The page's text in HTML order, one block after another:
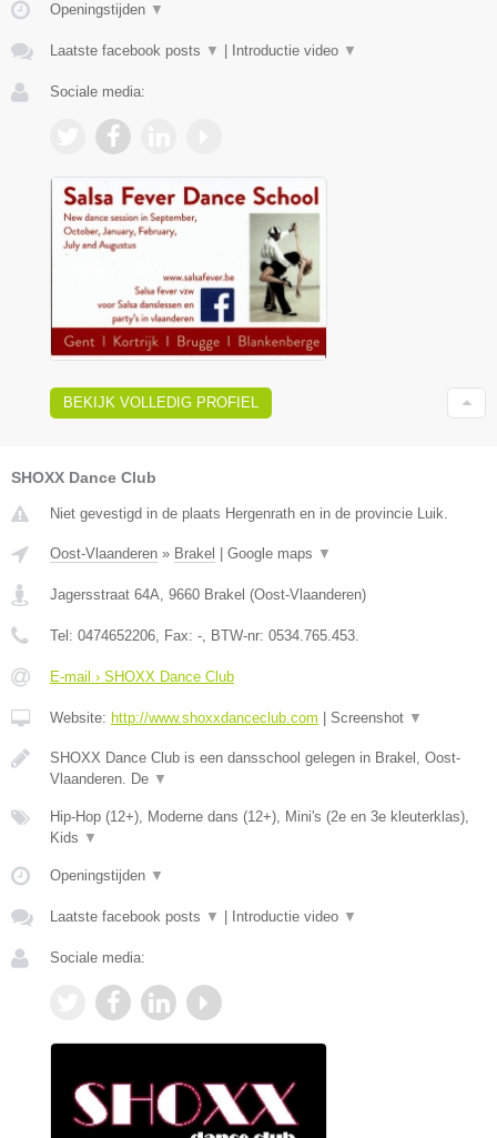
Openingstijden ▼
Laatste facebook posts ▼ Introductie video ▼
Sociale media:
BEKIJK VOLLEDIG PROFIEL
SHOXX Dance Club
Niet gevestigd in de plaats Hergenrath en in de provincie Luik.
Oost-Vlaanderen » Brakel | Google maps ▼
Jagersstraat 64A 9660 Brakel (Oost-Vlaanderen)
Tel: 0474652206 , Fax: - , BTW-nr: 0534.765.453.
E-mail › SHOXX Dance Club
Website: http://www.shoxxdanceclub.com | Screenshot ▼
SHOXX Dance Club is een dansschool gelegen in Brakel, Oost-
Vlaanderen. De ▼
Hip-Hop (12+), Moderne dans (12+), Mini's (2e en 3e kleuterklas),
Kids ▼
Openingstijden ▼
Laatste facebook posts ▼ | Introductie video ▼
Sociale media: